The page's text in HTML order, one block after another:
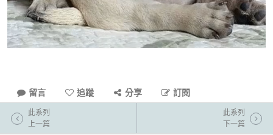
留言 追蹤 分享 訂閱
此系列
上一篇
此系列
下一篇